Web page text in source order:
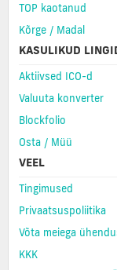
TOP kaotanud
Kõrge / Madal
KASULIKUD
Aktiivsed ICO-d
Valuuta konverter
Blockfolio
Osta / Müü
VEEL
Tingimused
Privaatsuspoliitika
Võta meiega
KKK